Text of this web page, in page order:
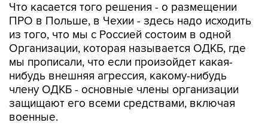
Что касается того решения - о размещении
ПРО в Польше, в Чехии - здесь надо исходить
из того, что мы с Россией состоим в одной
Организации, которая называется ОДКБ, где
мы прописали, что если произойдет какая-
нибудь внешняя агрессия, какому-нибудь
члену ОДКБ - основные члены организации
защищают его всеми средствами, включая
военные.